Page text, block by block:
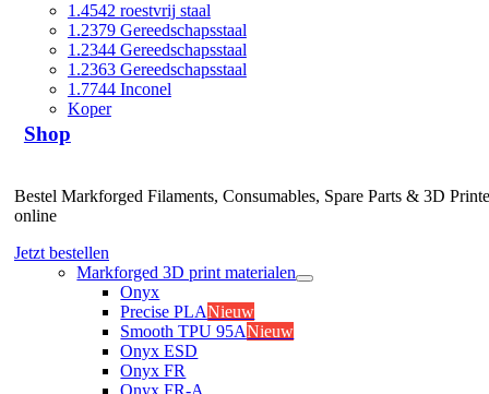
1.4542 roestvrij staal
1.2379 Gereedschapsstaal
1.2344 Gereedschapsstaal
1.2363 Gereedschapsstaal
1.7744 Inconel
Koper
Shop
Bestel Markforged Filaments, Consumables, Spare Parts & 3D
online
Jetzt bestellen
Markforged 3D print materialen
Onyx
Precise PLANieuw
Smooth TPU 95ANieuw
Onyx ESD
Onyx FR
Onyx FR-A